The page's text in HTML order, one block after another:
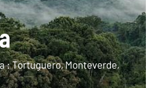
: Tortuguero, Monteverde,